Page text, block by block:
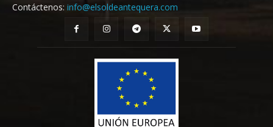
Contáctenos: info@elsoldeantequera.com